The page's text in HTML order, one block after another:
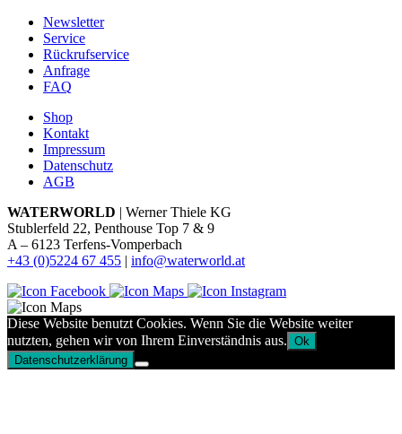
Newsletter
Service
Rückrufservice
Anfrage
FAQ
Shop
Kontakt
Impressum
Datenschutz
AGB
WATERWORLD | Werner Thiele KG
Stublerfeld 22, Penthouse Top 7 & 9
A – 6123 Terfens-Vomperbach
+43 (0)5224 67 455 | info@waterworld.at
Diese Website benutzt Cookies. Wenn Sie die Website weiter
nutzten, gehen wir von Ihrem Einverständnis aus. Ok
Datenschutzerklärung